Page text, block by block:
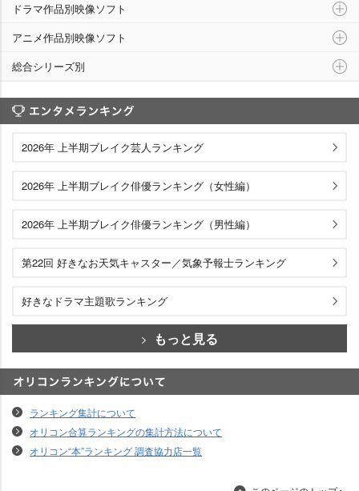
ドラマ作品別映像ソフト
アニメ作品別映像ソフト
総合シリーズ別
2026年 上半期ブレイク芸人ランキング
2026年 上半期ブレイク俳優ランキング（女性編）
2026年 上半期ブレイク俳優ランキング（男性編）
第22回 好きなお天気キャスター／気象予報士ランキング
好きなドラマ主題歌ランキング
もっと見る
ランキング集計について
オリコン合算ランキングの集計方法について
オリコン“本”ランキング 調査協力店一覧